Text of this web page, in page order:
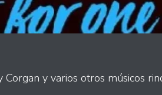
y varios otros músicos